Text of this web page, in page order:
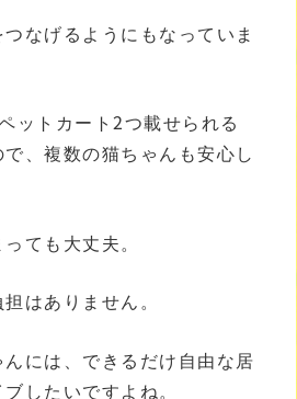
なげるようにもなっていま
ットカート2つ載せられる
、複数の猫ちゃんも安心し
ても大丈夫。
はありません。
には、できるだけ自由な居
したいですよね。